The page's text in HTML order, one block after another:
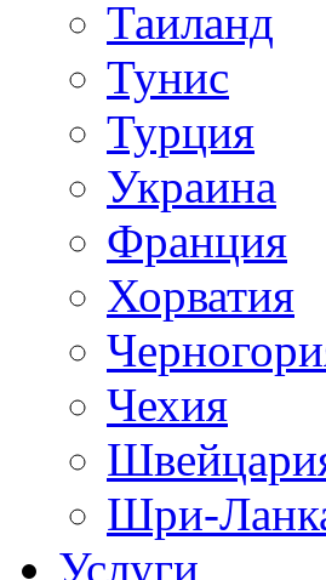
Таиланд
Тунис
Турция
Украина
Франция
Хорватия
Чехия
Шри-
Услуги